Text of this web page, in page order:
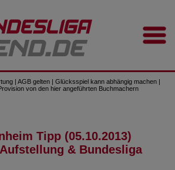
| AGB gelten | Glücksspiel kann abhängig machen |
von den hier angeführten Buchmachern
Tipp (05.10.2013)
& Bundesliga